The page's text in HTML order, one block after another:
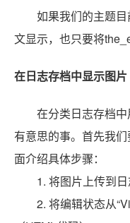
如果我们的主题
文显示，也只要将
在日志存档中显示图片
在分类日志存档
有意思的事。首先我
面介绍具体步骤：
1. 将图片上传到
2. 将编辑状态从